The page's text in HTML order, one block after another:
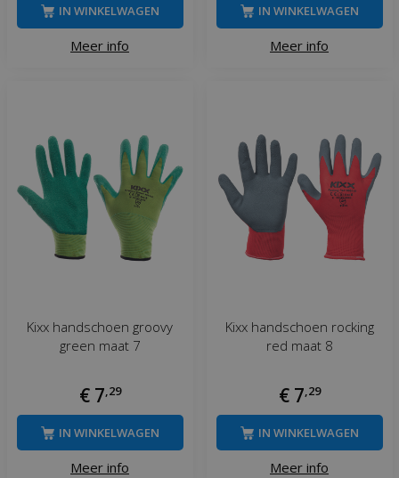
Meer info
IN WINKELWAGEN
Meer info
IN WINKELWAGEN
Kixx handschoen groovy
green maat 7
€ 7,29
Meer info
IN WINKELWAGEN
Kixx handschoen rocking
red maat 8
€ 7,29
Meer info
IN WINKELWAGEN